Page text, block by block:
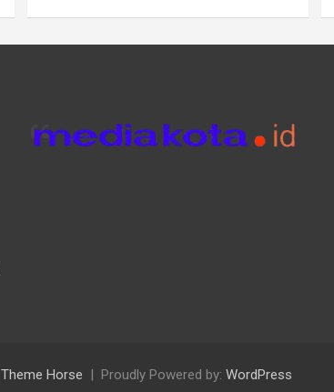
Theme Horse Proudly Powered by: WordPress